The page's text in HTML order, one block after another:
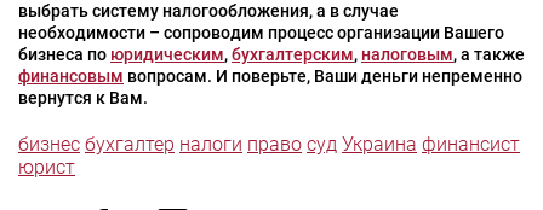
выбрать систему налогообложения, а в случае
необходимости – сопроводим процесс организации Вашего
бизнеса по юридическим,бухгалтерским, налоговым, а также
финансовым вопросам. И поверьте, Ваши деньги непременно
вернутся к Вам.
бизнес бухгалтер налоги право суд Украина финансист
юрист